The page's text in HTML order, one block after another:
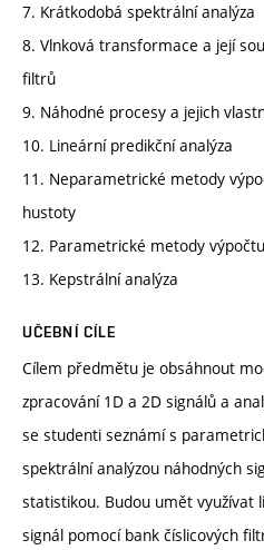
7. Krátkodobá spektrální analýza
8. Vlnková transformace a její
filtrů
9. Náhodné procesy a jejich
10. Lineární predikční analýza
11. Neparametrické metody
hustoty
12. Parametrické metody
13. Kepstrální analýza
UČEBNÍ CÍLE
Cílem předmětu je obsáhnout
zpracování 1D a 2D signálů a
se studenti seznámí s
spektrální analýzou náhodných
statistikou. Budou umět využívat
signál pomocí bank číslicových